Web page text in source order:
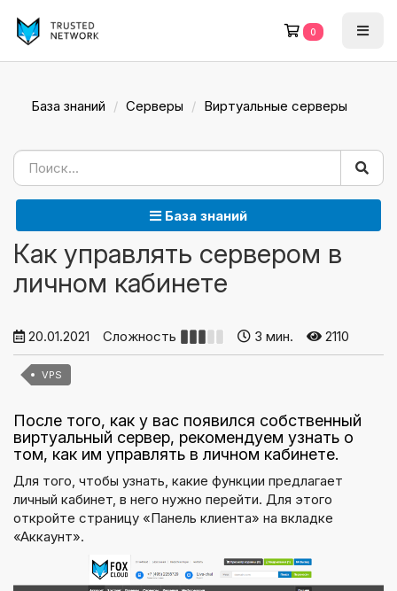
0
База знаний Серверы Виртуальные серверы
База знаний
Как управлять сервером в
личном кабинете
20.01.2021 Сложность 3 мин. 2110
VPS
После того, как у вас появился собственный
виртуальный сервер, рекомендуем узнать о
том, как им управлять в личном кабинете.
Для того, чтобы узнать, какие функции предлагает
личный кабинет, в него нужно перейти. Для этого
откройте страницу «Панель клиента» на вкладке
«Аккаунт».